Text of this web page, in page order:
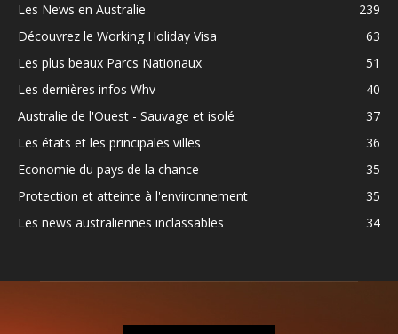
Les News en Australie
239
Découvrez le Working Holiday Visa
63
Les plus beaux Parcs Nationaux
51
Les dernières infos Whv
40
Australie de l'Ouest - Sauvage et isolé
37
Les états et les principales villes
36
Economie du pays de la chance
35
Protection et atteinte à l'environnement
35
Les news australiennes inclassables
34